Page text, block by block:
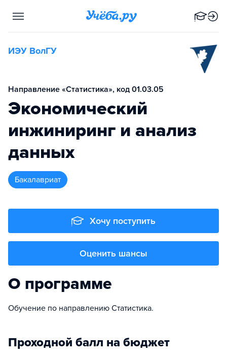
ИЭУ ВолГУ
Направление «Статистика», код 01.03.05
Экономический
инжиниринг и анализ
данных
бакалавриат
Хочу поступить
Оценить шансы
О программе
Обучение по направлению Статистика.
Проходной балл на бюджет